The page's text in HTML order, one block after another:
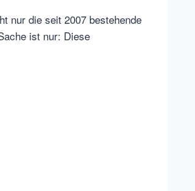
nur die seit 2007 bestehende
ist nur: Diese